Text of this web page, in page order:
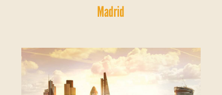
Madrid